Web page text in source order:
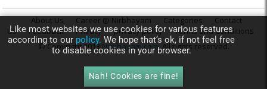
About Us Career @ Nirbhayam Categories
Contact
Us
Feedback Privacy privacy policy
Terms and Conditions
© Copyright 2013Nirbhayam.com. All rights reserved.
Like most websites we use cookies for various features
according to our policy. We hope that’s ok, if not feel free
to disable cookies in your browser.
Nah! Cookies are fine!